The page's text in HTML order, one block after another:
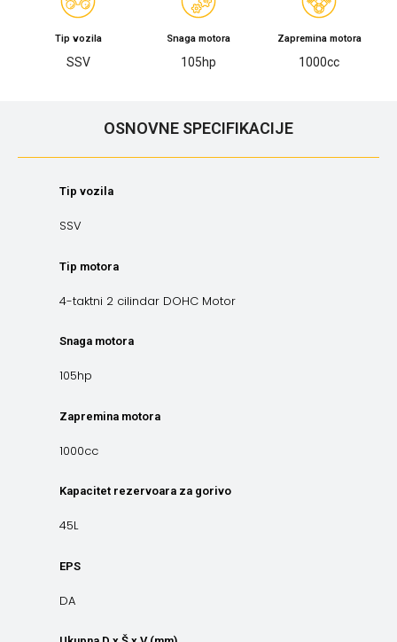
Tip vozila
SSV
Snaga motora
105hp
Zapremina motora
1000cc
OSNOVNE SPECIFIKACIJE
Tip vozila
SSV
Tip motora
4-taktni 2 cilindar DOHC Motor
Snaga motora
105hp
Zapremina motora
1000cc
Kapacitet rezervoara za gorivo
45L
EPS
DA